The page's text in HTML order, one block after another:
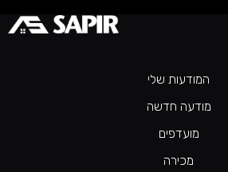
המודעות שלי
מודעה חדשה
מועדפים
מכירה